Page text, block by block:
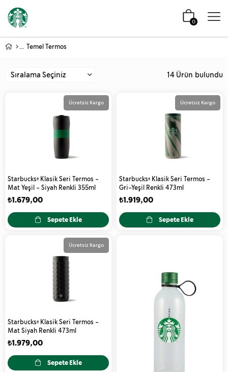
0
Temel Termos
14 Ürün
Starbucks® Klasik Seri Termos -
Mat Yeşil - Siyah Renkli 355ml
₺1.679,00
Sepete Ekle
Ücretsiz Kargo
Starbucks® Klasik Seri Termos -
Gri-Yeşil Renkli 473ml
₺1.919,00
Sepete Ekle
Ücretsiz Kargo
Starbucks® Klasik Seri Termos -
Mat Siyah Renkli 473ml
₺1.979,00
Sepete Ekle
Ücretsiz Kargo